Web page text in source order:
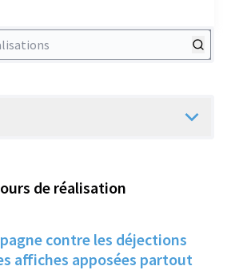
de réalisation
contre les déjections
affiches apposées partout